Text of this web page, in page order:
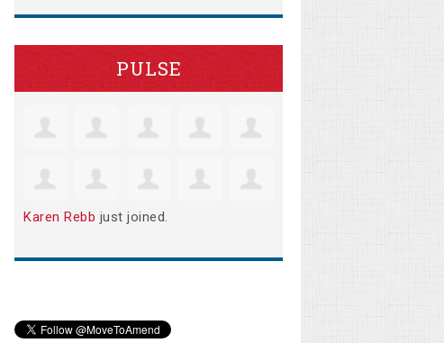
PULSE
Karen Rebb just joined.